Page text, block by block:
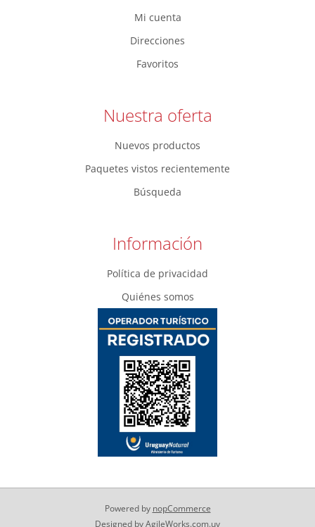
Mi cuenta
Direcciones
Favoritos
Nuestra oferta
Nuevos productos
Paquetes vistos recientemente
Búsqueda
Información
Política de privacidad
Quiénes somos
Powered by nopCommerce
Designed byAgileWorks.com.uy